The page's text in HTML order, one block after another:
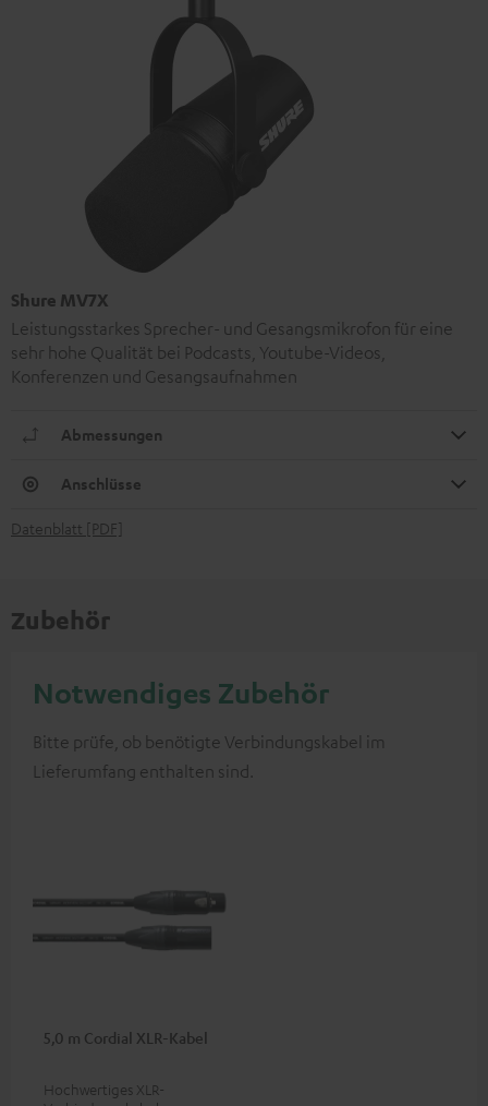
Shure MV7X
Leistungsstarkes Sprecher- und Gesangsmikrofon für eine
sehr hohe Qualität bei Podcasts, Youtube-Videos,
Konferenzen und Gesangsaufnahmen
Abmessungen
Anschlüsse
Datenblatt [PDF]
Zubehör
Notwendiges Zubehör
Bitte prüfe, ob benötigte Verbindungskabel im
Lieferumfang enthalten sind.
5,0 m Cordial XLR-Kabel
Hochwertiges XLR-